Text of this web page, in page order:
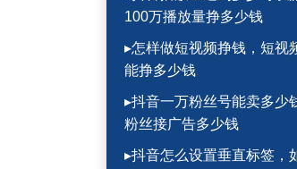
100万播放量挣多少钱
▸怎样做短视频挣钱，短视
能挣多少钱
▸抖音一万粉丝号能卖多少
粉丝接广告多少钱
▸抖音怎么设置垂直标签，